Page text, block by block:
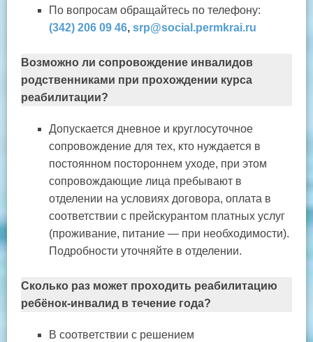
По вопросам обращайтесь по телефону:
(342) 206 09 46, srp@social.permkrai.ru
Возможно ли сопровождение инвалидов
родственниками при прохождении курса
реабилитации?
Допускается дневное и круглосуточное
сопровождение для тех, кто нуждается в
постоянном постороннем уходе, при этом
сопровождающие лица пребывают в
отделении на условиях договора, оплата в
соответствии с прейскурантом платных услуг
(проживание, питание — при необходимости).
Подробности уточняйте в отделении.
Сколько раз может проходить реабилитацию
ребёнок-инвалид в течение года?
В соответствии с решением